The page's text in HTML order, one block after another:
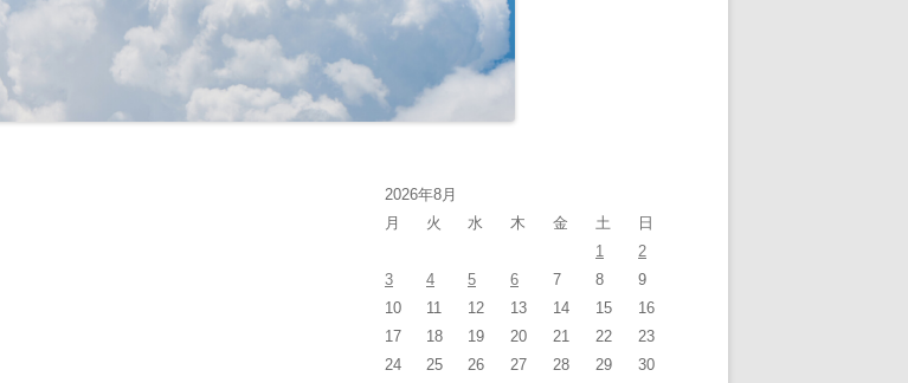
2026年8月
月
火 水 木 金 土
日
1
2
3
4 5 6 7 8
9
10
11 12 13 14 15
16
17
18 19 20 21 22
23
24
25 26 27 28 29
30